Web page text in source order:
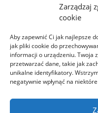
Zarządzaj
cookie
Aby zapewnić Ci jak najlepsze
jak pliki cookie do
informacji o urządzeniu. Twoja
przetwarzać dane, takie jak
unikalne identyfikatory.
negatywnie wpłynąć na
Rozwiąż
nasz test
językowy,
aby
sprawdzić
Programy
nauki
szyte na
miarę